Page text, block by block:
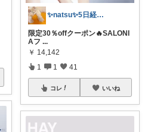
✨natsu✨5日経由購入感謝です🙏✨
限定30％offクーポン🔥SALONI
Aフ ...
￥ 14,142
1 1 41
コレ いいね